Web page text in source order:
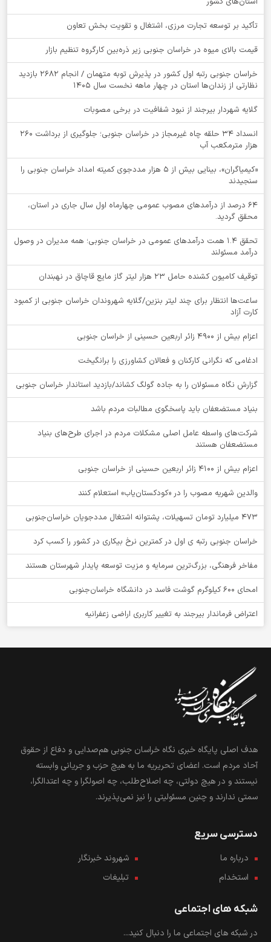
تأکید بر توسعه تجارت مرزی، اشتغال و تقویت بخش تعاون
قیمت بالای میوه در خراسان جنوبی زیر ذره‌بین کارگروه تنظیم بازار
خراسان جنوبی رتبه اول کشور در پذیرش توبه متهمان / انجام ۲۶۸۲ بازدید
نظارتی از زندان‌ها استان در چهار ماهه نخست سال 1405
گلایه شهردار بیرجند از نبود شفافیت در برخی مصوبات
انسداد ۳۴ حلقه چاه غیرمجاز در خراسان جنوبی؛ جلوگیری از برداشت ۲۶۰
هزار مترمکعب آب
«کیمیاگران»، بینایی بیش از ۵ هزار مددجوی کمیته امداد خراسان جنوبی را
سنجیدند
64 درصد از درآمدهای مصوب عمومی چهارماه اول سال جاری در استان،
محقق گردید.
تحقق ۱.۴ همت درآمدهای عمومی در خراسان جنوبی؛ همه مدیران در وصول
درآمد مسئولند
توقيف کامیون کشنده حامل 23 هزار لیتر گاز مایع قاچاق در نهبندان
ساعت‌ها انتظار برای چند لیتر بنزین/گلایه شهروندان خراسان جنوبی از کمبود
کارت آزاد
اعزام بیش از 4900 زائر اربعین حسینی از خراسان جنوبی
ادغامی که نگرانی کارکنان و فعالان کشاورزی را برانگیخت
گزارش نگاه مسئولان را به جاده گولگ کشاند/بازدید استاندار خراسان جنوبی
بنیاد مستضعفان باید پاسخگوی مطالبات مردم باشد
شرکت‌های واسطه عامل اصلی مشکلات مردم در اجرای طرح‌های بنیاد
مستضعفان هستند
اعزام بیش از 4100 زائر اربعین حسینی از خراسان جنوبی
والدین شهریه مصوب را در «کودکستان‌یاب» استعلام کنند
۴۷۳ میلیارد تومان تسهیلات، پشتوانه اشتغال مددجویان خراسان‌جنوبی
خراسان جنوبی رتبه ی اول در کمترین نرخ بیکاری در کشور را کسب کرد
مفاخر فرهنگی، بزرگ‌ترین سرمایه و مزیت توسعه پایدار شهرستان هستند
امحای ۶۰۰ کیلوگرم گوشت فاسد در دانشگاه خراسان‌جنوبی
اعتراض فرماندار بیرجند به تغییر کاربری اراضی زعفرانیه
هدف اصلی پایگاه خبری نگاه خراسان جنوبی هم‌صدایی و دفاع از حقوق
آحاد مردم است. اعضای تحریریه ما به هیچ حزب و جریانی وابسته
نیستند و در هیچ دولتی، چه اصلاح‌طلب، چه اصولگرا و چه اعتدالگرا،
سمتی ندارند و چنین مسئولیتی را نیز نمی‌پذیرند.
دسترسی سریع
درباره ما
شهروند خبرنگار
استخدام
تبلیغات
شبکه های اجتماعی
در شبکه های اجتماعی ما را دنبال کنید...